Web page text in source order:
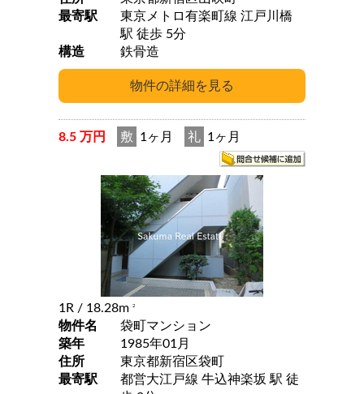
最寄駅
東京メトロ有楽町線 江戸川橋
駅 徒歩 5分
構造
鉄骨造
8.5 万円 敷 1ヶ月 礼 1ヶ月
1R / 18.28m 2
物件名
袋町マンション
築年
1985年01月
住所
東京都新宿区袋町
最寄駅
都営大江戸線 牛込神楽坂 駅 徒